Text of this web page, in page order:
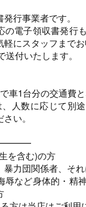
行事業者です。
の電子領収書発行
軽にスタッフまで
付いたします。
車1台分の交通費と
人数に応じて別
い。
を含む)の方
暴力団関係者、そ
辱など身体的・精